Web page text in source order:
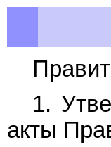
1.
акты